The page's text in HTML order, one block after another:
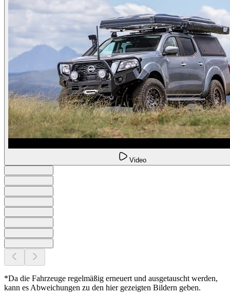
Video
*Da die Fahrzeuge regelmäßig erneuert und ausgetauscht werden,
kann es Abweichungen zu den hier gezeigten Bildern geben.